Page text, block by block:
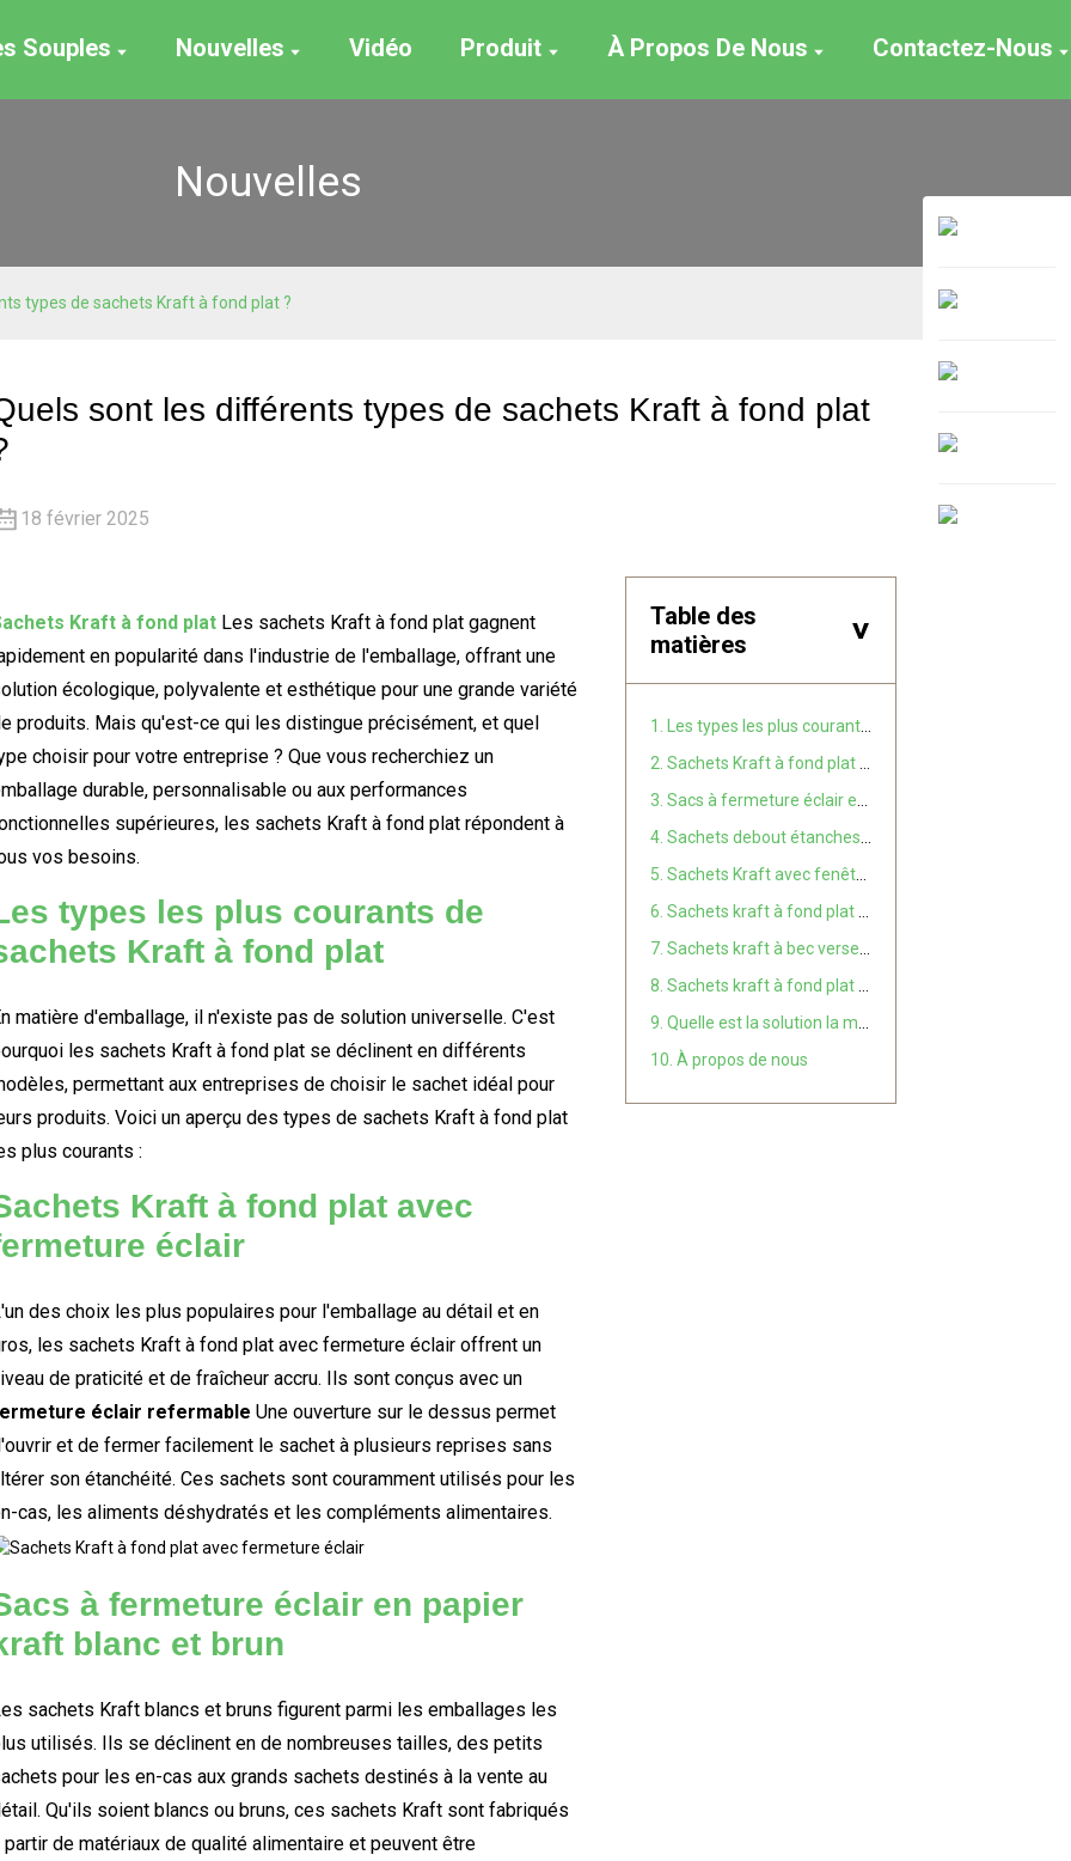
Souples Nouvelles Vidéo Produit À Propos De Nous Contactez-Nous
Nouvelles
types de sachets Kraft à fond plat ?
sont les différents types de sachets Kraft à fond plat
18 février 2025
Kraft à fond plat Les sachets Kraft à fond plat gagnent
en popularité dans l'industrie de l'emballage, offrant une
écologique, polyvalente et esthétique pour une grande variété
produits. Mais qu'est-ce qui les distingue précisément, et quel
choisir pour votre entreprise ? Que vous recherchiez un
durable, personnalisable ou aux performances
supérieures, les sachets Kraft à fond plat répondent à
vos besoins.
types les plus courants de
Kraft à fond plat
matière d'emballage, il n'existe pas de solution universelle. C'est
les sachets Kraft à fond plat se déclinent en différents
permettant aux entreprises de choisir le sachet idéal pour
produits. Voici un aperçu des types de sachets Kraft à fond plat
plus courants :
Kraft à fond plat avec
éclair
des choix les plus populaires pour l'emballage au détail et en
les sachets Kraft à fond plat avec fermeture éclair offrent un
de praticité et de fraîcheur accru. Ils sont conçus avec un
éclair refermable Une ouverture sur le dessus permet
et de fermer facilement le sachet à plusieurs reprises sans
son étanchéité. Ces sachets sont couramment utilisés pour les
cas, les aliments déshydratés et les compléments alimentaires.
à fermeture éclair en papier
blanc et brun
sachets Kraft blancs et bruns figurent parmi les emballages les
utilisés. Ils se déclinent en de nombreuses tailles, des petits
pour les en-cas aux grands sachets destinés à la vente au
Qu'ils soient blancs ou bruns, ces sachets Kraft sont fabriqués
partir de matériaux de qualité alimentaire et peuvent être
Table des
matières
>
1. Les types les plus courants de sachets Kraft à fond plat
5. Sachets Kraft avec fenêtre transparente
10. À propos de nous